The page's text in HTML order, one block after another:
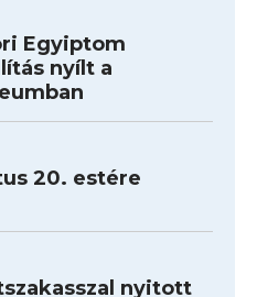
Egyiptom
nyílt a
20. estére
nyitott